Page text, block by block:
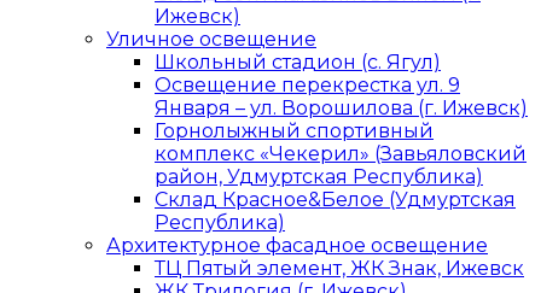
Ижевск)
Уличное освещение
Школьный стадион (с. Ягул)
Освещение перекрестка ул. 9
Января – ул. Ворошилова (г. Ижевск)
Горнолыжный спортивный
комплекс «Чекерил» (Завьяловский
район, Удмуртская Республика)
Склад Красное&Белое (Удмуртская
Республика)
Архитектурное фасадное освещение
ТЦ Пятый элемент, ЖК Знак, Ижевск